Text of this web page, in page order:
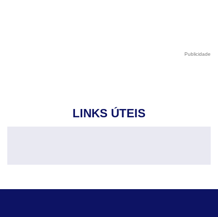
Publicidade
LINKS ÚTEIS